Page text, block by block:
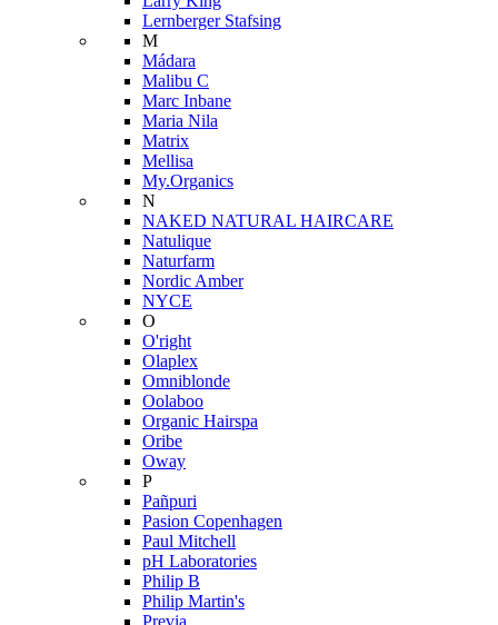
Lernberger Stafsing
M
Mádara
Malibu C
Marc Inbane
Maria Nila
Matrix
Mellisa
My.Organics
N
NAKED NATURAL HAIRCARE
Natulique
Naturfarm
Nordic Amber
NYCE
O
O'right
Olaplex
Omniblonde
Oolaboo
Organic Hairspa
Oribe
Oway
P
Pañpuri
Pasion Copenhagen
Paul Mitchell
pH Laboratories
Philip B
Philip Martin's
Previa